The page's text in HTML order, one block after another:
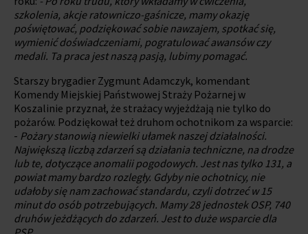
szkolenia, akcje ratowniczo-gaśnicze, mamy okazję
poświętować, podziękować sobie nawzajem, spotkać się,
wymienić doświadczeniami, pogratulować awansów czy
medali. Ta praca jest naszą pasją, lubimy pomagać.
Starszy brygadier Zygmunt Adamczyk, komendant
Komendy Miejskiej Państwowej Straży Pożarnej w
Koszalinie przyznał, że strażacy wyjeżdżają nie tylko do
pożarów. Podziękował też druhom ochotnikom za wsparcie:
- Pożary stanowią niewielki ułamek naszej działalności.
Największą liczbą zdarzeń są działania techniczne, na drodze
lub te, dotyczące anomalii pogodowych. Jest nas tylko 131, a
powiat mamy bardzo rozległy. Gdyby nie ochotnicy, nie
udałoby się nam zachować standardu, czyli dotrzeć w 15
minut do osób potrzebujących. Mamy 28 jednostek OSP, 740
druhów jeżdżących do zdarzeń. Jest to duże wsparcie dla